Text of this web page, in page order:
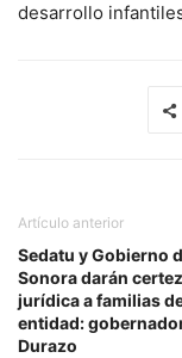
desarrollo
Artículo anterior
Sedatu y Gobierno
Sonora darán
jurídica a familias
entidad:
Durazo